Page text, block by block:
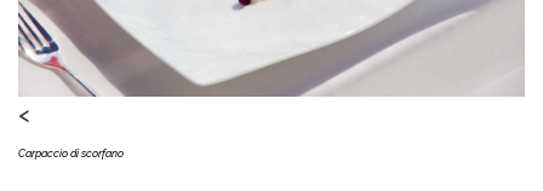
<
Carpaccio di scorfano